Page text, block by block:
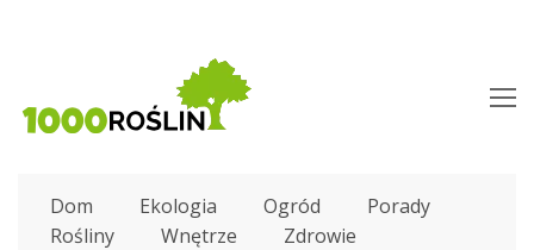
Dom Ekologia Ogród
Porady
Rośliny
Wnętrze Zdrowie